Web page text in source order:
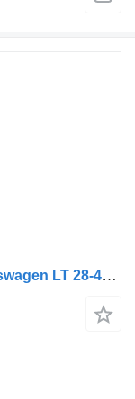
9012201035 Türverriegelung für Volkswagen LT 28-46 II Caja/Chasis (2DX0FE) LKW